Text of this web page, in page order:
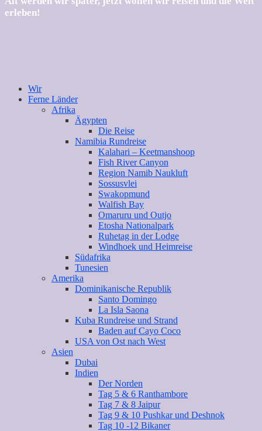
erleben!
Wir
Ferne Länder
Afrika
Ägypten
Die Reise
Namibia Rundreise
Kalahari – Keetmanshoop
Fish River Canyon
Region Namib Naukluft
Sossusvlei
Swakopmund
Walfish Bay
Omaruru und Outjo
Etosha Nationalpark
Ruhetag in der Lodge
Windhoek und Heimreise
Südafrika
Tunesien
Amerika
Dominikanische Republik
Santo Domingo
La Isla Saona
Kuba Rundreise und Strand
Baden auf Cayo Coco
USA von Ost nach West
Asien
Dubai
Indien
Der Norden
Tag 5 & 6 Ranthambore
Tag 7 & 8 Jaipur
Tag 9 & 10 Pushkar und Deshnok
Tag 10 -12 Bikaner